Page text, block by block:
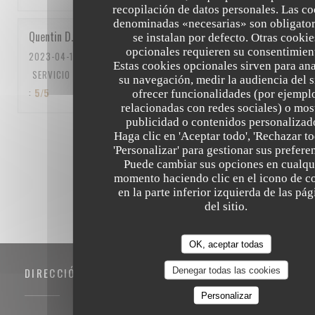
recopilación de datos personales. Las
denominadas «necesarias» son
se instalan por defecto. Otras
opcionales requieren su
Estas cookies opcionales sirven para
su navegación, medir la audiencia del
ofrecer funcionalidades (por
relacionadas con redes sociales) o
publicidad o contenidos
Haga clic en 'Aceptar todo', 'Rechazar
'Personalizar' para gestionar sus
Puede cambiar sus opciones en
momento haciendo clic en el icono de
en la parte inferior izquierda de las
del sitio.
OK, aceptar todas
Denegar todas las cookies
Personalizar
Quentin D
2023-04-15
- 12:15 - INVITADOS 5
SERVICIO
AMBIENTE: 5/5 MENÚ: 5/5 CALIDAD / PRECIO
: 5/5
1 2 3
DIRECCIÓN